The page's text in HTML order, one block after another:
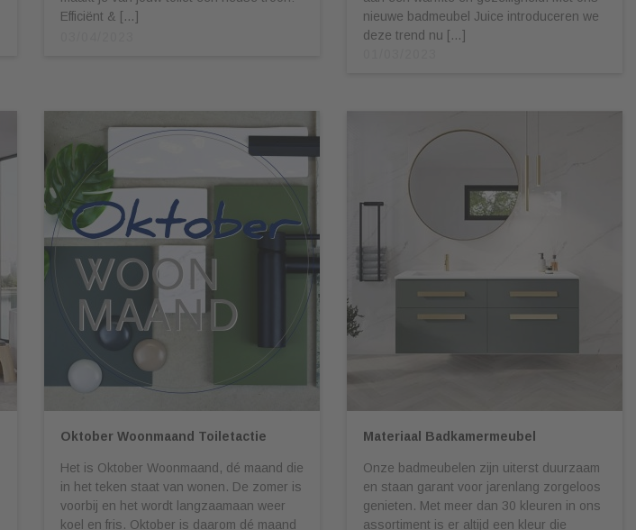
Efficiënt & […]
nieuwe badmeubel Juice introduceren we
deze trend nu […]
Oktober Woonmaand Toiletactie
Het is Oktober Woonmaand, dé maand die
in het teken staat van wonen. De zomer is
voorbij en het wordt langzaamaan weer
koel en fris. Oktober is daarom dé maand
Materiaal Badkamermeubel
Onze badmeubelen zijn uiterst duurzaam
en staan garant voor jarenlang zorgeloos
genieten. Met meer dan 30 kleuren in ons
assortiment is er altijd een kleur die